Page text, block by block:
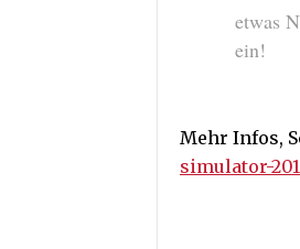
etwas
ein!
Mehr Infos,
simulator-